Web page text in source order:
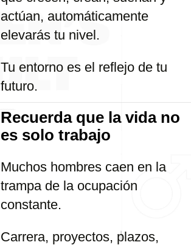
actúan, automáticamente
elevarás tu nivel.
Tu entorno es el reflejo de tu
futuro.
Recuerda que la vida no
es solo trabajo
Muchos hombres caen en la
trampa de la ocupación
constante.
Carrera, proyectos, plazos,